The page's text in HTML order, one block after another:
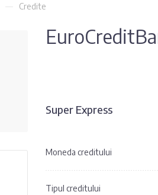
Credite
Super Express
Moneda creditului
Tipul creditului